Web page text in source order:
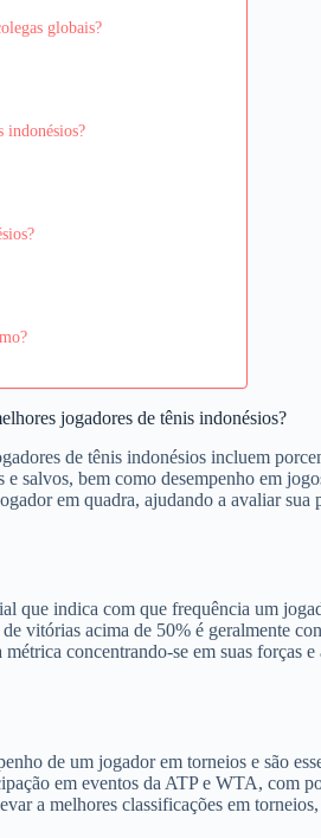
globais?
indonésios?
jogadores de tênis indonésios?
de tênis indonésios incluem
salvos, bem como desempenho em
em quadra, ajudando a avaliar
que indica com que frequência um
vitórias acima de 50% é geralmente
concentrando-se em suas forças
de um jogador em torneios e são
em eventos da ATP e WTA, com
a melhores classificações em